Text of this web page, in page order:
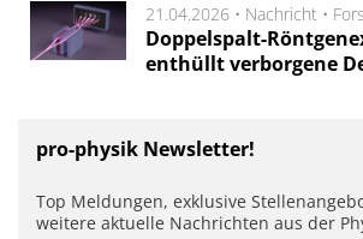
21.04.2026 • Nachricht •
Doppelspalt-
enthüllt verborgene
pro-physik Newsletter!
Top Meldungen, exklusive
weitere aktuelle Nachrichten aus der